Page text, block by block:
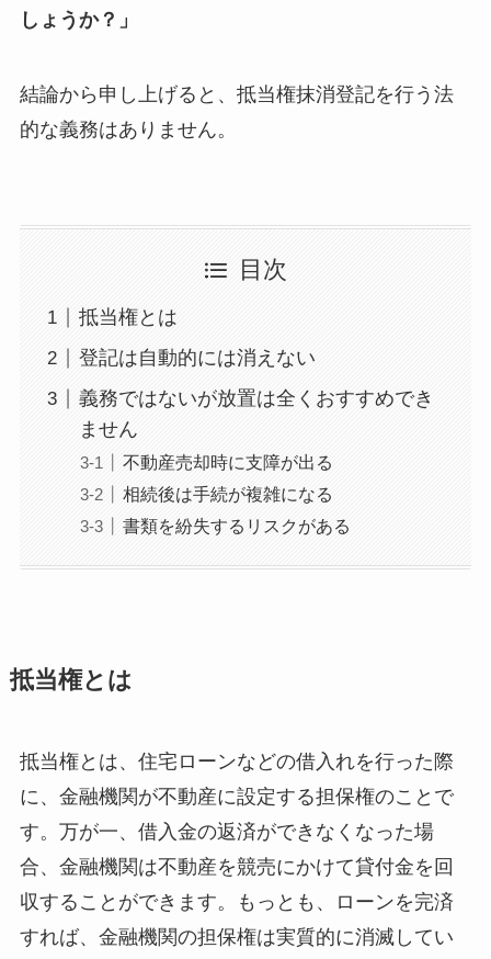
しょうか？」
結論から申し上げると、抵当権抹消登記を行う法
的な義務はありません。
目次
抵当権とは
登記は自動的には消えない
義務ではないが放置は全くおすすめでき
ません
不動産売却時に支障が出る
相続後は手続が複雑になる
書類を紛失するリスクがある
抵当権とは
抵当権とは、住宅ローンなどの借入れを行った際
に、金融機関が不動産に設定する担保権のことで
す。万が一、借入金の返済ができなくなった場
合、金融機関は不動産を競売にかけて貸付金を回
収することができます。もっとも、ローンを完済
すれば、金融機関の担保権は実質的に消滅してい